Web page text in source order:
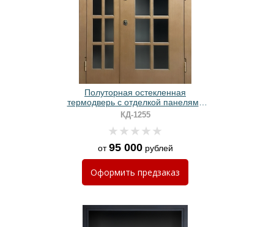
Полуторная остекленная
термодверь с отделкой панелями
МДФ
КД-1255
от95 000рублей
Оформить предзаказ